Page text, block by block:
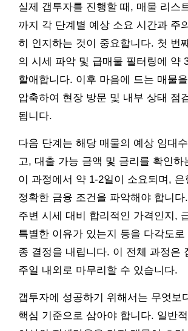
실제 갭투자를 진행할 때, 매물 리스
까지 각 단계별 예상 소요 시간과 주
히 인지하는 것이 중요합니다. 첫 번
의 시세 파악 및 급매물 필터링에 약
할애합니다. 이후 마음에 드는 매물
압축하여 현장 방문 및 내부 상태 점
됩니다.
다음 단계는 해당 매물의 예상 임대
고, 대출 가능 금액 및 금리를 확인하
이 과정에서 약 1-2일이 소요되며, 은
정확한 금융 조건을 파악해야 합니
주변 시세 대비 합리적인 가격인지,
특별한 이유가 있는지 등을 다각도로
종 결정을 내립니다. 이 전체 과정은
주일 내외로 마무리할 수 있습니다.
갭투자에 성공하기 위해서는 무엇보
핵심 기준으로 삼아야 합니다. 일반